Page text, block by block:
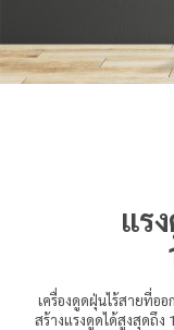
แร
เครื่องดูดฝุ่นไร้สายที่อ
สร้างแรงดูดได้สูงสุดถึง